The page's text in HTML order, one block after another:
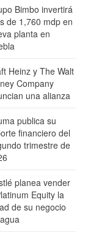
Bimbo invertirá
de 1,760 mdp en
planta en
Heinz y The Walt
Company
una alianza
publica su
financiero del
trimestre de
planea vender
Equity la
de su negocio